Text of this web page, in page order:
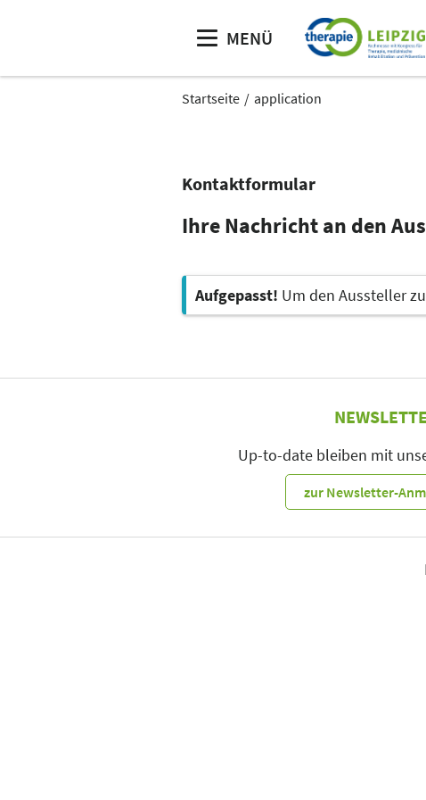
MENÜ
Startseite application
Kontaktformular
Ihre Nachricht an den
Aufgepasst! Um den Aussteller
Up-to-date bleiben mit
zur Newsletter-